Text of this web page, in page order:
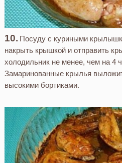
Посуду с куриными
накрыть крышкой и отправить
холодильник не менее, чем на 4
Замаринованные крылья
высокими бортиками.